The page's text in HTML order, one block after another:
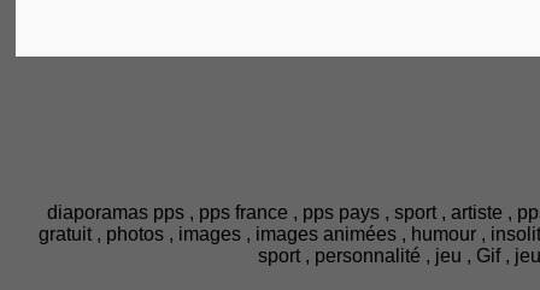
diaporamas pps , pps france , pps pays , sport , artiste ,
gratuit , photos , images , images animées , humour ,
sport , personnalité , jeu , Gif ,